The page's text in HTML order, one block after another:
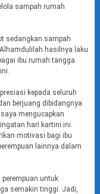
sampah rumah
sedangkan sampah
hasilnya laku
ibu rumah tangga
kepada seluruh
berjuang dibidangnya
mengucapkan
hari kartini ini.
motivasi bagi ibu
lainnya dalam
untuk
semakin tinggi. Jadi,